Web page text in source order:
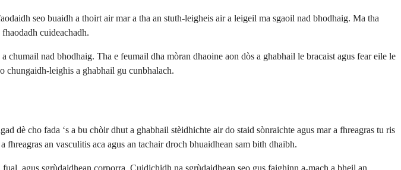
seo buaidh a thoirt air mar a tha an stuth-leigheis air a leigeil ma sgaoil nad bhodhaig. Ma tha
cuideachadh.
nad bhodhaig. Tha e feumail dha mòran dhaoine aon dòs a ghabhail le bracaist agus fear eile le
chungaidh-leighis a ghabhail gu cunbhalach.
dè cho fada ‘s a bu chòir dhut a ghabhail stèidhichte air do staid sònraichte agus mar a fhreagras tu ris
an vasculitis aca agus an tachair droch bhuaidhean sam bith dhaibh.